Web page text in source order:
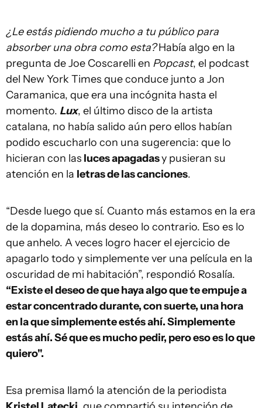
¿Le estás pidiendo mucho a tu público para
absorber una obra como esta?Había algo en la
pregunta de Joe Coscarelli en Popcast, el podcast
del New York Times que conduce junto a Jon
Caramanica, que era una incógnita hasta el
momento. Lux, el último disco de la artista
catalana, no había salido aún pero ellos habían
podido escucharlo con una sugerencia: que lo
hicieran con las luces apagadasy pusieran su
atención en la letras de las canciones.
“Desde luego que sí. Cuanto más estamos en la era
de la dopamina, más deseo lo contrario. Eso es lo
que anhelo. A veces logro hacer el ejercicio de
apagarlo todo y simplemente ver una película en la
oscuridad de mi habitación”, respondió Rosalía.
“Existe el deseo de que haya algo que te empuje a
estar concentrado durante, con suerte, una hora
en la que simplemente estés ahí. Simplemente
estás ahí. Sé que es mucho pedir, pero eso es lo que
quiero".
Esa premisa llamó la atención de la periodista